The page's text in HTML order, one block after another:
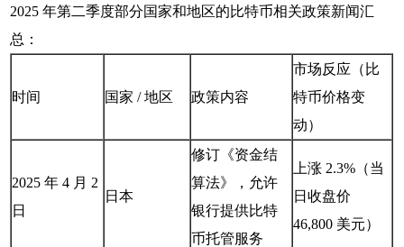
2025 年第二季度部分国家和地区的比特币相关政策新闻汇
总：
时间 国家 / 地区 政策内容
市场反应（比
特币价格变
动）
2025 年 4 月 2
日
日本
修订《资金结
算法》，允许
银行提供比特
币托管服务
上涨 2.3%（当
日收盘价
46,800 美元）